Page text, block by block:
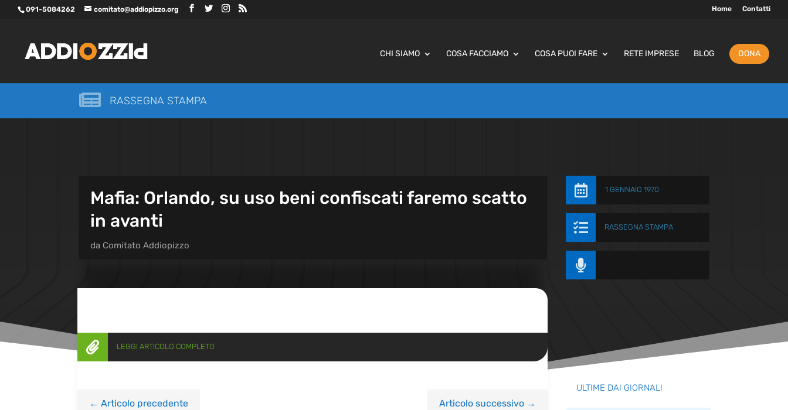
091-5084262 comitato@addiopizzo.org Home Contatti
CHI SIAMO COSA FACCIAMO COSA PUOI FARE RETE IMPRESE BLOG DONA
 RASSEGNA STAMPA
Mafia: Orlando, su uso beni confiscati faremo scatto
in avanti
da Comitato Addiopizzo
 1 GENNAIO 1970
 RASSEGNA STAMPA

 LEGGI ARTICOLO COMPLETO
← Articolo precedente Articolo successivo→
ULTIME DAI GIORNALI